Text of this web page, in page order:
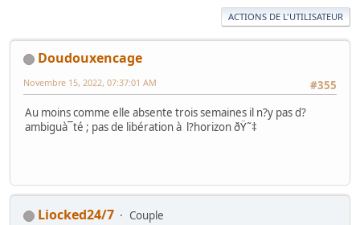
ACTIONS DE L'UTILISATEUR
Doudouxencage
#355
Novembre 15, 2022, 07:37:01 AM
Au moins comme elle absente trois semaines il n?y pas d?
ambiguà¯té ; pas de libération à l?horizon ðŸ˜‡
Liocked24/7
Couple